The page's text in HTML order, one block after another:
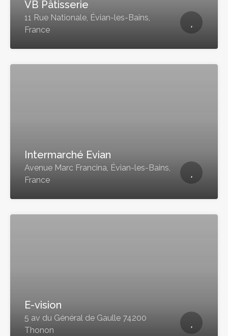
VB Pâtisserie
11 Rue Nationale, Évian-les-Bains,
France
Intermarché Evian
Avenue Marc Francina, Évian-les-Bains,
France
E-vision
5 av du Général de Gaulle 74200
Thonon